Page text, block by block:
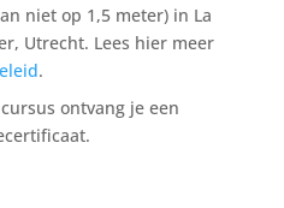
niet op 1,5 meter) in La
Utrecht. Lees hier meer
.
ontvang je een